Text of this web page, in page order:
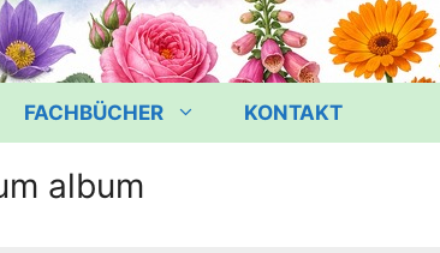
FACHBÜCHER KONTAKT
album